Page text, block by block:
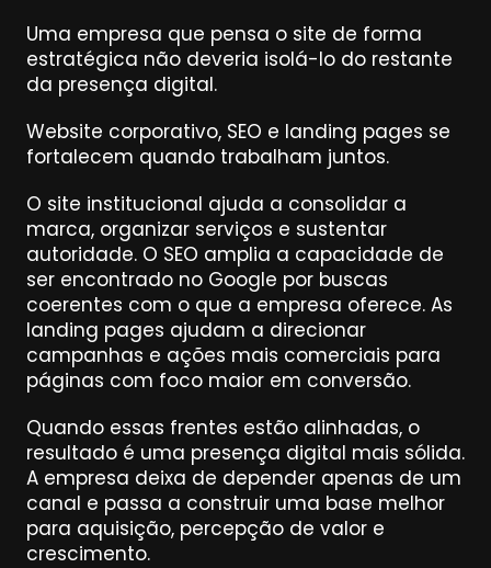
Uma empresa que pensa o site de forma
estratégica não deveria isolá-lo do restante
da presença digital.
Website corporativo, SEO e landing pages se
fortalecem quando trabalham juntos.
O site institucional ajuda a consolidar a
marca, organizar serviços e sustentar
autoridade. O SEO amplia a capacidade de
ser encontrado no Google por buscas
coerentes com o que a empresa oferece. As
landing pages ajudam a direcionar
campanhas e ações mais comerciais para
páginas com foco maior em conversão.
Quando essas frentes estão alinhadas, o
resultado é uma presença digital mais sólida.
A empresa deixa de depender apenas de um
canal e passa a construir uma base melhor
para aquisição, percepção de valor e
crescimento.